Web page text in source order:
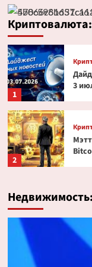
Криптовалюта:
5
до
1
3
2
Недвижимость: